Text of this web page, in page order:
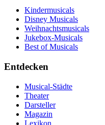
Kindermusicals
Disney Musicals
Weihnachtsmusicals
Jukebox-Musicals
Best of Musicals
Entdecken
Musical-Städte
Theater
Darsteller
Magazin
Lexikon